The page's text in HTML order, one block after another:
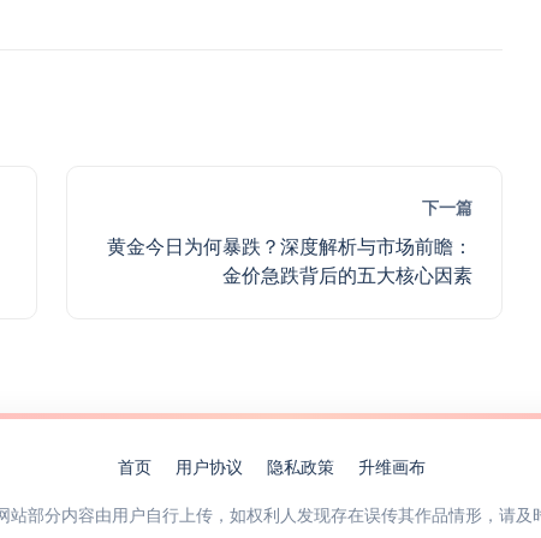
下一篇
黄金今日为何暴跌？深度解析与市场前瞻：
金价急跌背后的五大核心因素
首页 用户协议 隐私政策 升维画布
站部分内容由用户自行上传，如权利人发现存在误传其作品情形，请及